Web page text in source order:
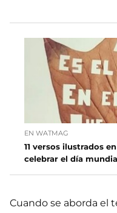
EN WATMAG
11 versos ilustrados
celebrar el día
Cuando se aborda el